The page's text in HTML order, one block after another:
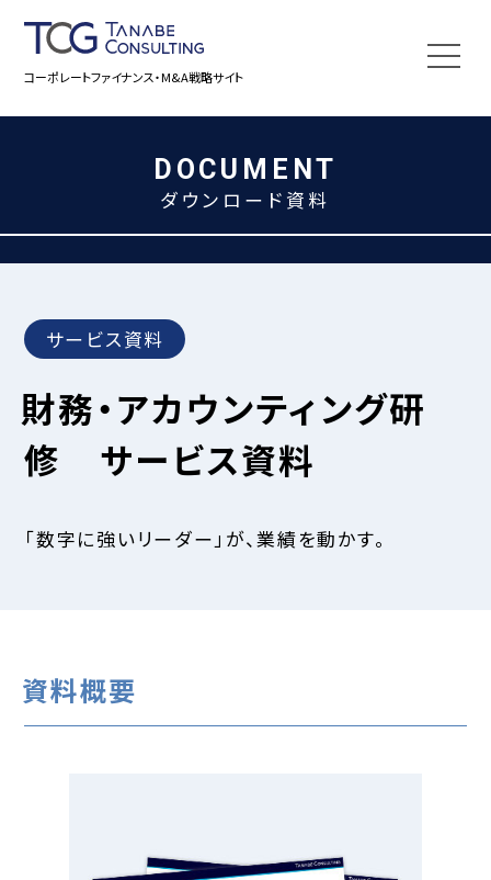
コーポレートファイナンス・M&A戦略サイト
DOCUMENT
ダウンロード資料
サービス資料
財務・アカウンティング研
修 サービス資料
「数字に強いリーダー」が、業績を動かす。
資料概要